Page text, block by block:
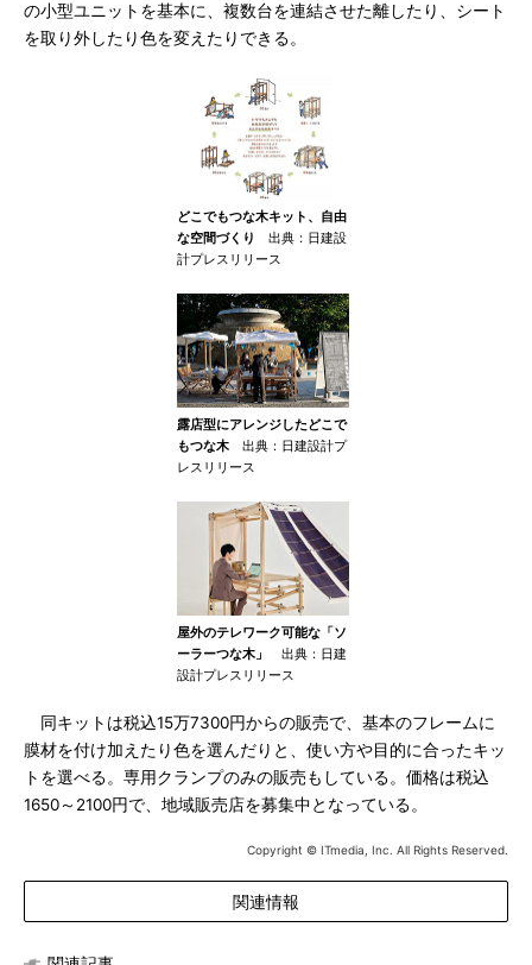
の小型ユニットを基本に、複数台を連結させた離したり、シート
を取り外したり色を変えたりできる。
どこでもつな木キット、自由
な空間づくり
出典：日建設
計プレスリリース
露店型にアレンジしたどこで
もつな木 出典：日建設計プ
レスリリース
屋外のテレワーク可能な「ソ
ーラーつな木」
出典：日建
設計プレスリリース
同キットは税込15万7300円からの販売で、基本のフレームに
膜材を付け加えたり色を選んだりと、使い方や目的に合ったキッ
トを選べる。専用クランプのみの販売もしている。価格は税込
1650～2100円で、地域販売店を募集中となっている。
Copyright © ITmedia, Inc. All Rights Reserved.
関連情報